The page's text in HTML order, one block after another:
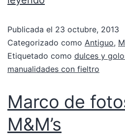
Publicada el 23 octubre, 2013
Categorizado como Antiguo,
Etiquetado como dulces y
manualidades con fieltro
Marco de
M&M’s